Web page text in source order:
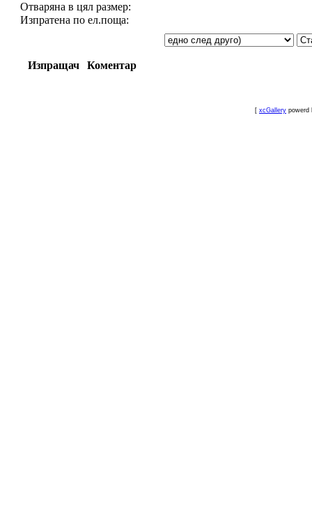
Отваряна в цял размер:
Изпратена по ел.поща:
Изпращач Коментар
[ xcGallery